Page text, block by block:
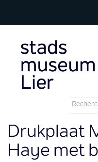
Drukplaat
Haye met